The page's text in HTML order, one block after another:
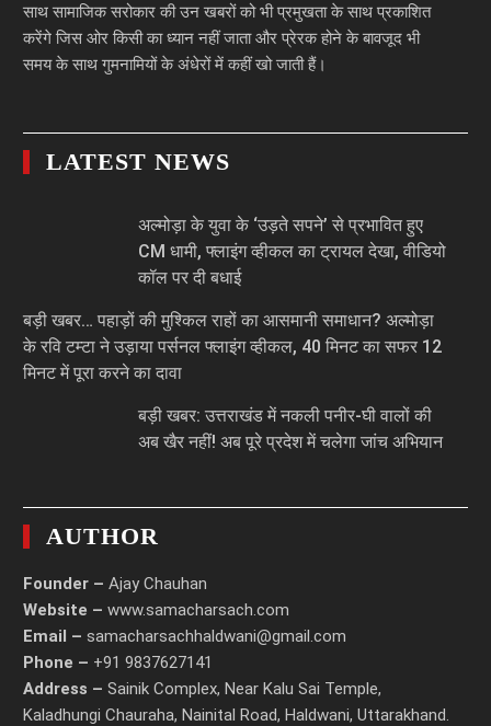
साथ सामाजिक सरोकार की उन खबरों को भी प्रमुखता के साथ प्रकाशित
करेंगे जिस ओर किसी का ध्यान नहीं जाता और प्रेरक होने के बावजूद भी
समय के साथ गुमनामियों के अंधेरों में कहीं खो जाती हैं।
LATEST NEWS
अल्मोड़ा के युवा के ‘उड़ते सपने’ से प्रभावित हुए
CM धामी, फ्लाइंग व्हीकल का ट्रायल देखा, वीडियो
कॉल पर दी बधाई
बड़ी खबर… पहाड़ों की मुश्किल राहों का आसमानी समाधान? अल्मोड़ा
के रवि टम्टा ने उड़ाया पर्सनल फ्लाइंग व्हीकल, 40 मिनट का सफर 12
मिनट में पूरा करने का दावा
बड़ी खबर: उत्तराखंड में नकली पनीर-घी वालों की
अब खैर नहीं! अब पूरे प्रदेश में चलेगा जांच अभियान
AUTHOR
Founder – Ajay Chauhan
Website – www.samacharsach.com
Email – samacharsachhaldwani@gmail.com
Phone – +91 9837627141
Address – Sainik Complex, Near Kalu Sai Temple,
Kaladhungi Chauraha, Nainital Road, Haldwani, Uttarakhand.